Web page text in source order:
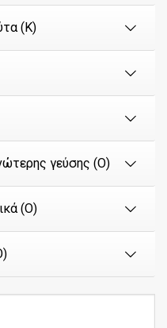
(Κ)
γεύσης (Ο)
(Ο)